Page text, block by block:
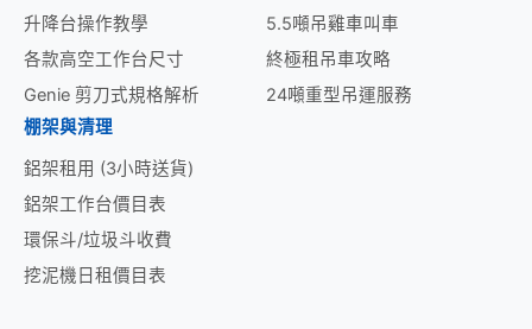
升降台操作教學
各款高空工作台尺寸
Genie 剪刀式規格解析
5.5噸吊雞車叫車
終極租吊車攻略
24噸重型吊運服務
棚架與清理
鋁架租用 (3小時送貨)
鋁架工作台價目表
環保斗/垃圾斗收費
挖泥機日租價目表